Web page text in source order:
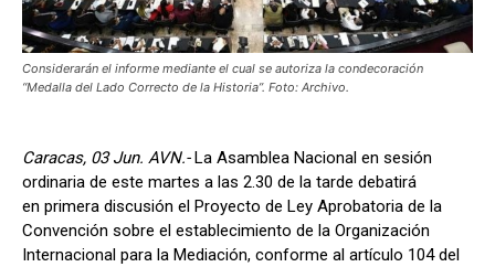
Considerarán el informe mediante el cual se autoriza la condecoración
“Medalla del Lado Correcto de la Historia”. Foto: Archivo.
Caracas, 03 Jun. AVN.-La Asamblea Nacional en sesión
ordinaria de este martes a las 2.30 de la tarde debatirá
en primera discusión el Proyecto de Ley Aprobatoria de la
Convención sobre el establecimiento de la Organización
Internacional para la Mediación, conforme al artículo 104 del